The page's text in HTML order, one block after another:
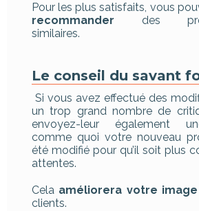
Pour les plus satisfaits, vous
recommander des
similaires.
Le conseil du savant
Si vous avez effectué des
un trop grand nombre de
envoyez-leur également
comme quoi votre nouveau
été modifié pour qu’il soit plus
attentes.
Cela améliorera votre image
clients.